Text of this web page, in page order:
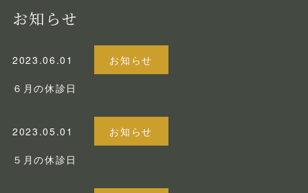
お知らせ
2023.06.01 お知らせ
６月の休診日
2023.05.01 お知らせ
５月の休診日